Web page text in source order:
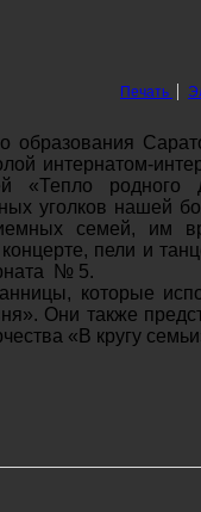
Печать
образования
интернатом-
родного
уголков нашей
семей, им
пели и
№ 5.
которые
Они также
«В кругу